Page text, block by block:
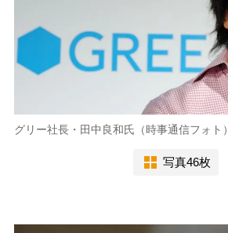
グリー社長・田中良和氏（時事通信フォト）
写真46枚